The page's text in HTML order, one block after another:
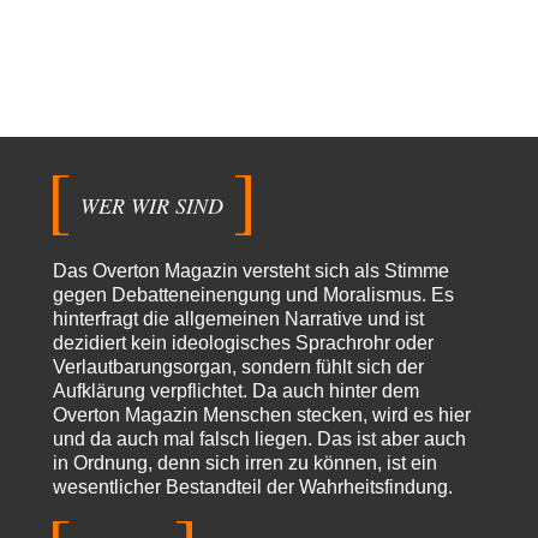
Geheimhaltung
Transparenz, Rechtstaatlichkeit und…
vor 15 Stunden zu:
US-Außenministerium: Kuba ist „weniger ein Nationalstaat
als eine allumfassende Geheimdienst- und
Subversionsoperation
Gut, dass Sie »Schande« geschrieben haben und nicht „Scheitern“, denn
das war und ist es…
Modulationvor 15 Stunden zu:
From Field to Glass – Bio hochprozentig
statt Kaffeefahrten in die Lüneburger Heide bald Einschiffungen ab
Ostende zur Abfüllung mit Whiksy samt…
Stefan Mvor 17 Stunden zu:
Masseninvasion von Ceuta: Ein organisierter Angriff
Ja ja, das ist der Fluch der schönen neuen Smartphone-Zeit. Einer ruft und
Zehntausende dackeln…
WER WIR SIND
Das Overton Magazin versteht sich als Stimme
gegen Debatteneinengung und Moralismus. Es
hinterfragt die allgemeinen Narrative und ist
dezidiert kein ideologisches Sprachrohr oder
Verlautbarungsorgan, sondern fühlt sich der
Aufklärung verpflichtet. Da auch hinter dem
Overton Magazin Menschen stecken, wird es hier
und da auch mal falsch liegen. Das ist aber auch
in Ordnung, denn sich irren zu können, ist ein
wesentlicher Bestandteil der Wahrheitsfindung.